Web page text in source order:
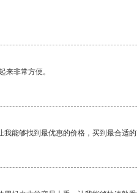
来非常方便。
我能够找到最优惠的价格，买到最合适